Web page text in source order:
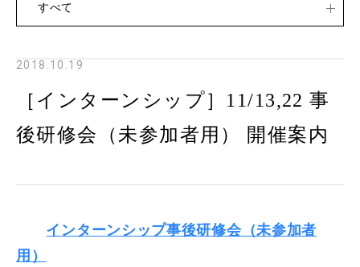
2018.10.19
［インターンシップ］11/13,22 事
後研修会（未参加者用） 開催案内
インターンシップ事後研修会（未参加者
用）
すべて